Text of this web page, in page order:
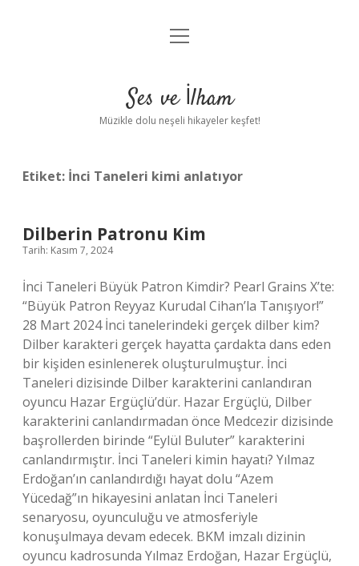
Anasayfa
Yasal Uyarı
menüyü
Ses ve İlham
Müzikle dolu neşeli hikayeler keşfet!
Etiket: İnci Taneleri kimi anlatıyor
Dilberin Patronu Kim
Tarih: Kasım 7, 2024
İnci Taneleri Büyük Patron Kimdir? Pearl Grains X’te:
“Büyük Patron Reyyaz Kurudal Cihan’la Tanışıyor!”
28 Mart 2024 İnci tanelerindeki gerçek dilber kim?
Dilber karakteri gerçek hayatta çardakta dans eden
bir kişiden esinlenerek oluşturulmuştur. İnci
Taneleri dizisinde Dilber karakterini canlandıran
oyuncu Hazar Ergüçlü’dür. Hazar Ergüçlü, Dilber
karakterini canlandırmadan önce Medcezir dizisinde
başrollerden birinde “Eylül Buluter” karakterini
canlandırmıştır. İnci Taneleri kimin hayatı? Yılmaz
Erdoğan’ın canlandırdığı hayat dolu “Azem
Yücedağ”ın hikayesini anlatan İnci Taneleri
senaryosu, oyunculuğu ve atmosferiyle
konuşulmaya devam edecek. BKM imzalı dizinin
oyuncu kadrosunda Yılmaz Erdoğan, Hazar Ergüçlü,